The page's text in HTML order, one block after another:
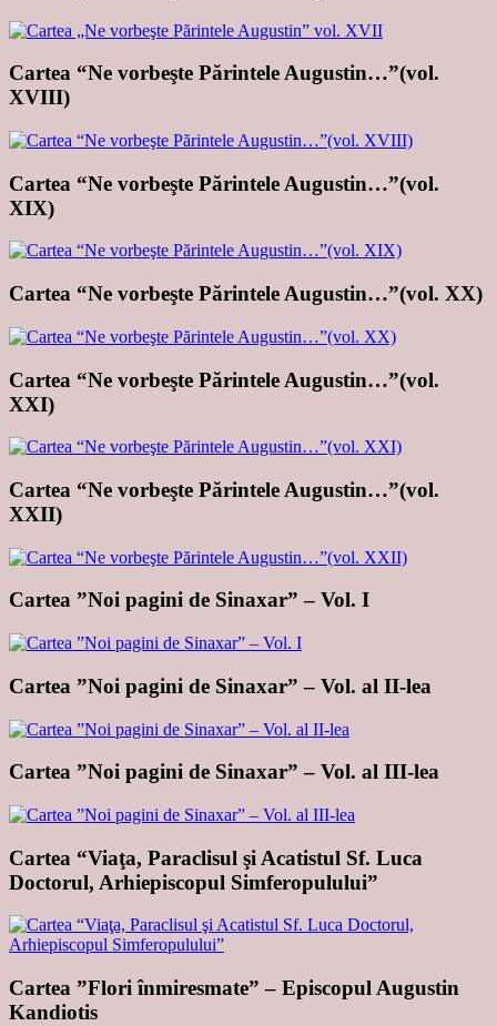
Cartea “Ne vorbeşte Părintele Augustin…”(vol.
XVIII)
Cartea “Ne vorbeşte Părintele Augustin…”(vol.
XIX)
Cartea “Ne vorbeşte Părintele Augustin…”(vol. XX)
Cartea “Ne vorbeşte Părintele Augustin…”(vol.
XXI)
Cartea “Ne vorbeşte Părintele Augustin…”(vol.
XXII)
Cartea ”Noi pagini de Sinaxar” – Vol. I
Cartea ”Noi pagini de Sinaxar” – Vol. al II-lea
Cartea ”Noi pagini de Sinaxar” – Vol. al III-lea
Cartea “Viaţa, Paraclisul şi Acatistul Sf. Luca
Doctorul, Arhiepiscopul Simferopulului”
Cartea ”Flori înmiresmate” – Episcopul Augustin
Kandiotis